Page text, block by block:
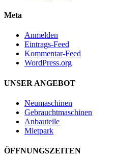
Meta
Anmelden
Eintrags-Feed
Kommentar-Feed
WordPress.org
UNSER ANGEBOT
Neumaschinen
Gebrauchtmaschinen
Anbauteile
Mietpark
ÖFFNUNGSZEITEN